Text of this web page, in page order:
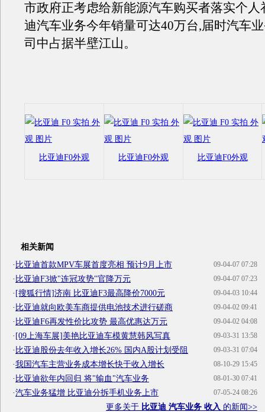
市政府正考虑给新能源汽车购买者落实个人
迪汽车业务今年销量可达40万台,届时汽车
司中占据半壁江山。
比亚迪F0外观 比亚迪F0外观 比亚迪F0外观
相关新闻
09-04-07 07:28
· 比亚迪首款MPV车展首度亮相 预计9月上市
09-04-07 07:23
· 比亚迪F3掀"连冠攻势"官降万元
09-04-03 10:44
·[搜狐行情]济南 比亚迪F3最高降价7000元
09-04-02 09:41
· 比亚迪就向欧美车商提供电池技术进行磋商
09-04-02 04:08
· 比亚迪F6再发性价比攻势 最高优惠达万元
09-03-31 13:58
·[09上海车展]美艳比亚迪车模黄慧韩风写真
09-03-31 07:04
· 比亚迪股份去年收入增长26% 国内A股计划受阻
08-10-29 15:45
·我国汽车主营业务成本增长快于收入增长
08-01-30 07:41
· 比亚迪欲年内回归 将"输血"汽车业务
07-05-24 08:26
·汽车业务猛增 比亚迪分拆手机业务上市
更多关于 比亚迪 汽车业务 收入 的新闻>>